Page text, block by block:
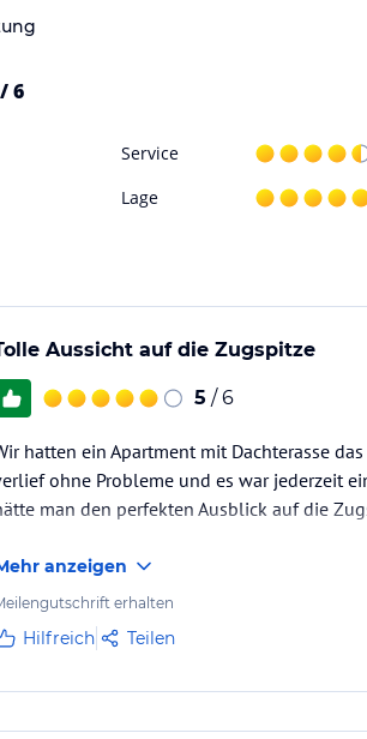
/ 6
Service
Lage
Aussicht auf die Zugspitze
5 / 6
hatten ein Apartment mit Dachterasse
ohne Probleme und es war jederzeit
man den perfekten Ausblick auf die
anzeigen
erhalten
Hilfreich Teilen